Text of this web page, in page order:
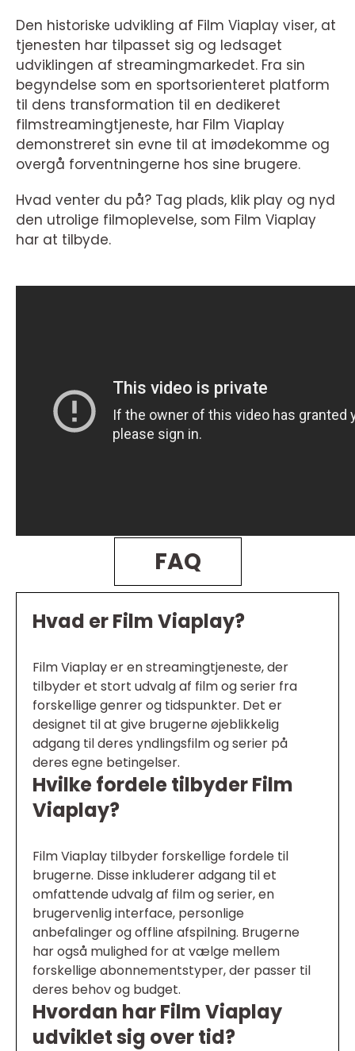
Den historiske udvikling af Film Viaplay viser, at
tjenesten har tilpasset sig og ledsaget
udviklingen af streamingmarkedet. Fra sin
begyndelse som en sportsorienteret platform
til dens transformation til en dedikeret
filmstreamingtjeneste, har Film Viaplay
demonstreret sin evne til at imødekomme og
overgå forventningerne hos sine brugere.
Hvad venter du på? Tag plads, klik play og nyd
den utrolige filmoplevelse, som Film Viaplay
har at tilbyde.
FAQ
Hvad er Film Viaplay?
Film Viaplay er en streamingtjeneste, der
tilbyder et stort udvalg af film og serier fra
forskellige genrer og tidspunkter. Det er
designet til at give brugerne øjeblikkelig
adgang til deres yndlingsfilm og serier på
deres egne betingelser.
Hvilke fordele tilbyder Film
Viaplay?
Film Viaplay tilbyder forskellige fordele til
brugerne. Disse inkluderer adgang til et
omfattende udvalg af film og serier, en
brugervenlig interface, personlige
anbefalinger og offline afspilning. Brugerne
har også mulighed for at vælge mellem
forskellige abonnementstyper, der passer til
deres behov og budget.
Hvordan har Film Viaplay
udviklet sig over tid?